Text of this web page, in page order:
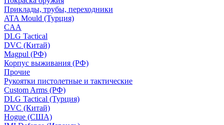
Приклады, трубы, переходники
ATA Mould (Турция)
CAA
DLG Tactical
DVC (Китай)
Magpul (РФ)
Корпус выживания (РФ)
Прочие
Рукоятки пистолетные и тактические
Custom Arms (РФ)
DLG Tactical (Турция)
DVC (Китай)
Hogue (США)